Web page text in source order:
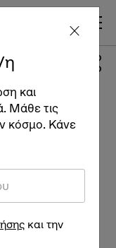
η
και
Μάθε τις
κόσμο. Κάνε
και την